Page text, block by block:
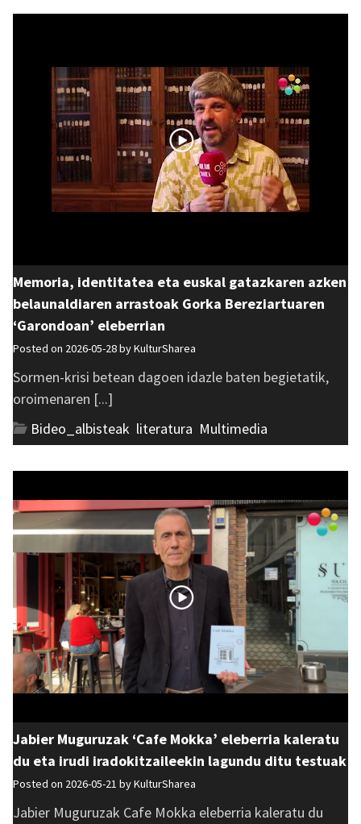
Memoria, identitatea eta euskal gatazkaren azken
belaunaldiaren arrastoak Gorka Bereziartuaren
‘Garondoan’ eleberrian
Posted on 2026-05-28 byKulturSharea
Sormen-krisi betean dagoen idazle baten begietatik,
oroimenaren [...]
Bideo_albisteak literatura Multimedia
Jabier Muguruzak ‘Cafe Mokka’ eleberria kaleratu
du eta irudi iradokitzaileekin lagundu ditu testuak
Posted on 2026-05-21 byKulturSharea
Jabier Muguruzak Cafe Mokka eleberria kaleratu du